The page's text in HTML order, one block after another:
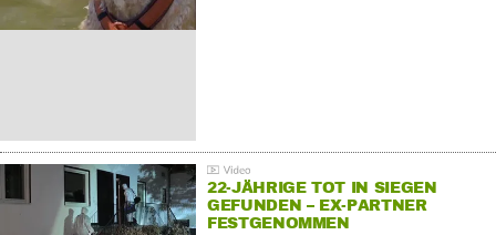
22-JÄHRIGE TOT IN SIEGEN
GEFUNDEN – EX-PARTNER
FESTGENOMMEN